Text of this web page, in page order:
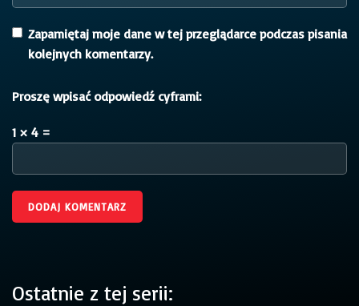
Zapamiętaj moje dane w tej przeglądarce podczas pisania
kolejnych komentarzy.
Proszę wpisać odpowiedź cyframi:
1 × 4 =
Ostatnie z tej serii: